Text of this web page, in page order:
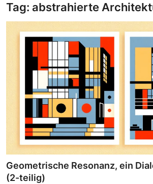
Galerie
GRAFIK
Redaktion
Beiträge
Vorproduktion
Tag: abstrahierte
Geometrische Resonanz, ein
(2-teilig)